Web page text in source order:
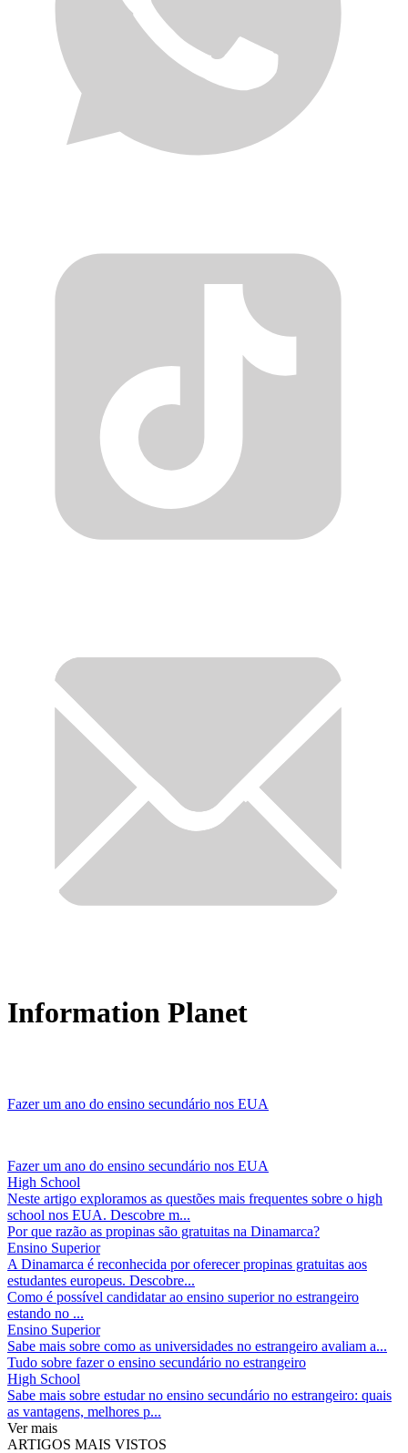
Information Planet
Fazer um ano do ensino secundário nos EUA
Fazer um ano do ensino secundário nos EUA
High School
Neste artigo exploramos as questões mais frequentes sobre o high
school nos EUA. Descobre m...
Por que razão as propinas são gratuitas na Dinamarca?
Ensino Superior
A Dinamarca é reconhecida por oferecer propinas gratuitas aos
estudantes europeus. Descobre...
Como é possível candidatar ao ensino superior no estrangeiro
estando no ...
Ensino Superior
Sabe mais sobre como as universidades no estrangeiro avaliam a...
Tudo sobre fazer o ensino secundário no estrangeiro
High School
Sabe mais sobre estudar no ensino secundário no estrangeiro: quais
as vantagens, melhores p...
Ver mais
ARTIGOS MAIS VISTOS